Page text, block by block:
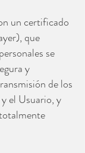
un certificado
que
se
y
de los
el Usuario, y